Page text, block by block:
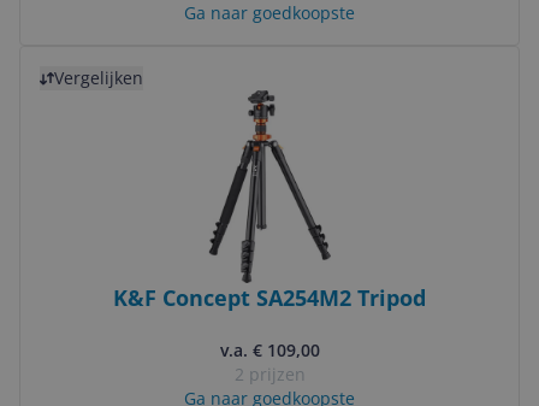
Ga naar goedkoopste
Vergelijken
K&F Concept SA254M2 Tripod
v.a. € 109,00
2 prijzen
Ga naar goedkoopste